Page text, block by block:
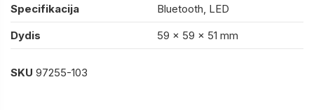
Specifikacija
Bluetooth, LED
Dydis
59 x 59 x 51 mm
SKU 97255-103